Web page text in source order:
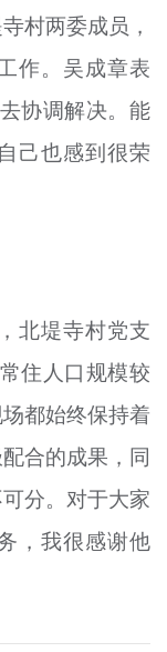
村两委成员，
作。吴成章表
协调解决。能
己也感到很荣
北堤寺村党支
住人口规模较
都始终保持着
合的成果，同
分。对于大家
，我很感谢他